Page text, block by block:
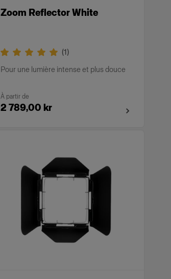
Zoom Reflector White
(1)
Pour une lumière intense et plus douce
À partir de
2 789,00 kr